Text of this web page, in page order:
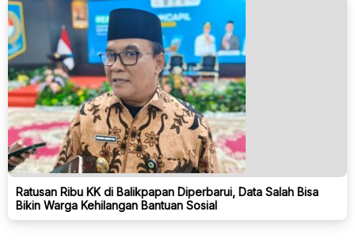
Ratusan Ribu KK di Balikpapan Diperbarui, Data Salah Bisa
Bikin Warga Kehilangan Bantuan Sosial